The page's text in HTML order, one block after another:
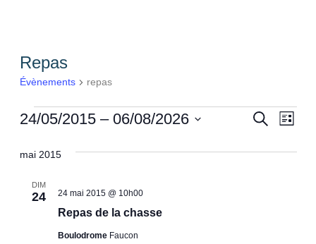
Repas
Évènements repas
Évènements Recherche
Liste
24/05/2015 – 06/08/2026
une
mai 2015
DIM
24
Repas de la chasse
24 mai 2015 @ 10h00
Boulodrome Faucon